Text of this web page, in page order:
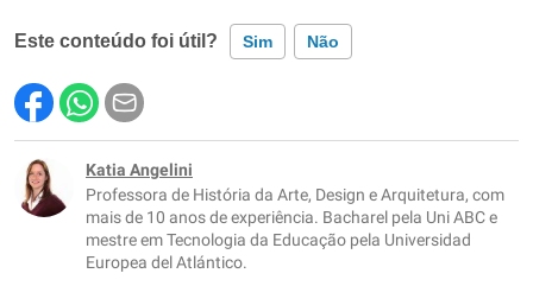
Este conteúdo foi útil? Sim Não
Este conteúdo contém informação incorreta
Este conteúdo não tem a informação que procuro
Outro
Katia Angelini
Professora de História da Arte, Design e Arquitetura, com
mais de 10 anos de experiência. Bacharel pela Uni ABC e
mestre em Tecnologia da Educação pela Universidad
Europea del Atlántico.